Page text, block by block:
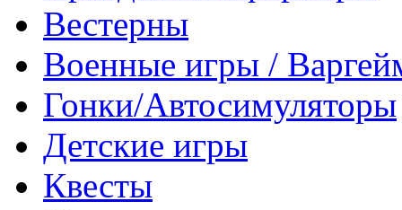
Вестерны
Военные игры /
Гонки/Автосимуляторы
Детские игры
Квесты